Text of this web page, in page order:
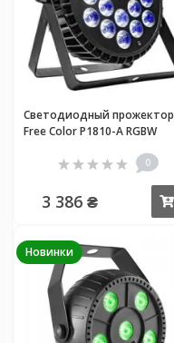
Светодиодный прожектор
Free Color P1810-A RGBW
0
3 386 ₴
Новинки